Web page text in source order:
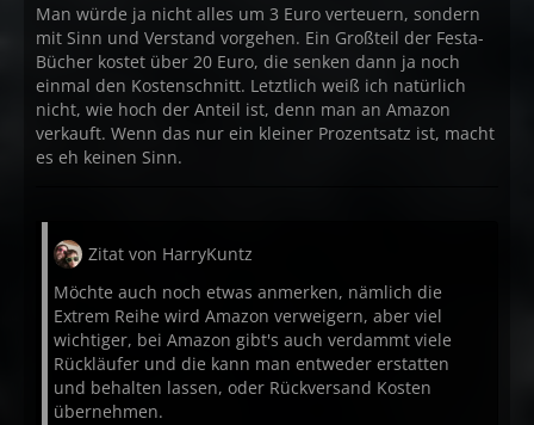
Man würde ja nicht alles um 3 Euro verteuern, sondern
mit Sinn und Verstand vorgehen. Ein Großteil der Festa-
Bücher kostet über 20 Euro, die senken dann ja noch
einmal den Kostenschnitt. Letztlich weiß ich natürlich
nicht, wie hoch der Anteil ist, denn man an Amazon
verkauft. Wenn das nur ein kleiner Prozentsatz ist, macht
es eh keinen Sinn.
Zitat von HarryKuntz
Möchte auch noch etwas anmerken, nämlich die
Extrem Reihe wird Amazon verweigern, aber viel
wichtiger, bei Amazon gibt's auch verdammt viele
Rückläufer und die kann man entweder erstatten
und behalten lassen, oder Rückversand Kosten
übernehmen.